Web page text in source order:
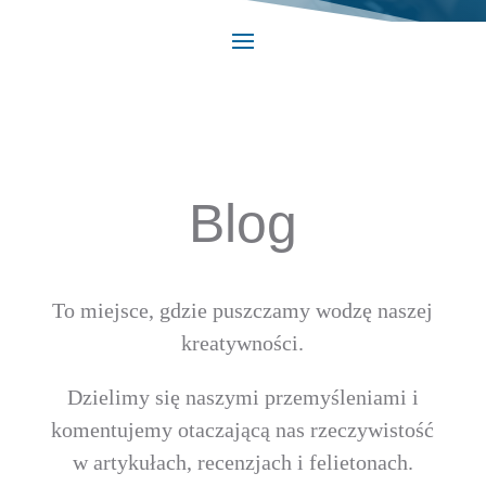
Blog
To miejsce, gdzie puszczamy wodzę naszej
kreatywności.
Dzielimy się naszymi przemyśleniami i
komentujemy otaczającą nas rzeczywistość
w artykułach, recenzjach i felietonach.